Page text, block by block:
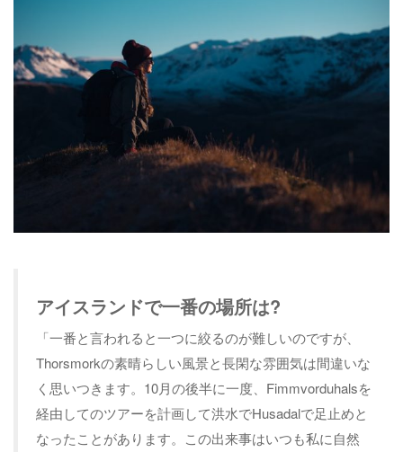
アイスランドで一番の場所は?
「一番と言われると一つに絞るのが難しいのですが、
Thorsmorkの素晴らしい風景と長閑な雰囲気は間違いな
く思いつきます。10月の後半に一度、Fimmvorduhalsを
経由してのツアーを計画して洪水でHusadalで足止めと
なったことがあります。この出来事はいつも私に自然